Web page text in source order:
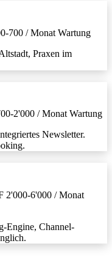
700 / Monat Wartung
Praxen im
2'000 / Monat Wartung
Newsletter.
2'000-6'000 / Monat
Engine, Channel-